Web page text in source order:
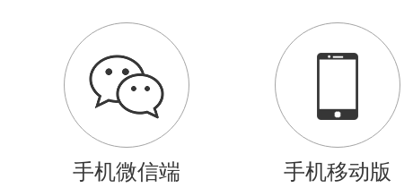
手机微信端 手机移动版